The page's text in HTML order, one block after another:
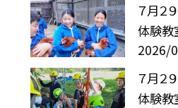
７月２
体験教
2026/
７月２
体験教